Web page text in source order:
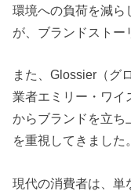
環境への負荷を減ら
が、ブランドストー
また、Glossier（グ
業者エミリー・ワイ
からブランドを立ち
を重視してきました。
現代の消費者は、単